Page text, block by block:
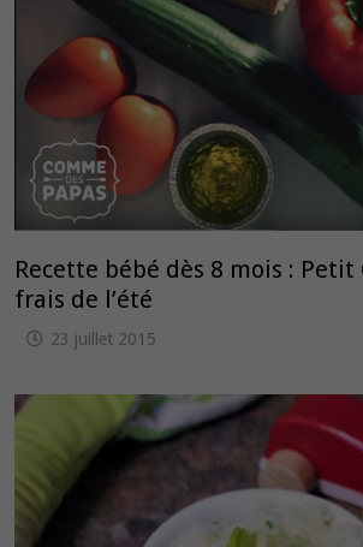
Recette bébé dès 8 mois : Petit
frais de l’été
23 juillet 2015